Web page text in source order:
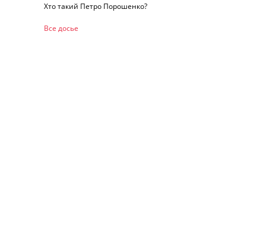
Хто такий Петро Порошенко?
Все досье